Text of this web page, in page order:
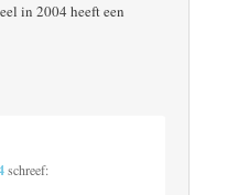
in 2004 heeft een
schreef: